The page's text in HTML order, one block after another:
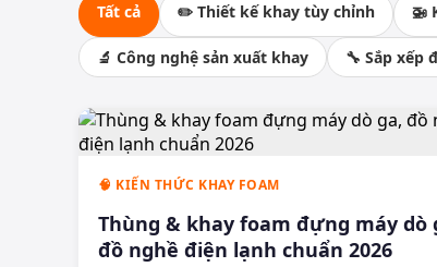
Tất cả ✏️ Thiết kế khay tùy chỉnh 🚁
🔬 Công nghệ sản xuất khay 🔧 Sắp xếp
🧠 KIẾN THỨC KHAY FOAM
Thùng & khay foam đựng máy dò
đồ nghề điện lạnh chuẩn 2026